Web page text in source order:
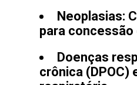
Neoplasias:
para
Doenças
crônica